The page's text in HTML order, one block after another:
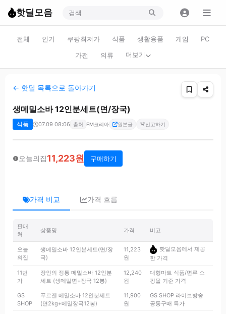
핫딜모음
전체 인기 쿠팡최저가 식품 생활용품 게임
PC
가전
의류 더보기
← 핫딜 목록으로 돌아가기
생메밀소바 12인분세트(면/장국)
식품 07.09 08:06 출처 FM코리아 원본글 🚨신고하기
오늘의집11,223원 구매하기
가격 비교 가격 흐름
판매
처
상품명 가격 비고
오늘
의집
생메밀소바 12인분세트(면/장
국)
11,223
원
핫딜모음에서 제공
한 가격
11번
가
장인의 정통 메밀소바 12인분
세트 (생메밀면+장국 12봉)
12,240
원
대형마트 식품/면류 쇼
핑몰 기준 가격
GS
SHOP
푸르젠 메밀소바 12인분세트
(면2kg+메밀장국12봉)
11,900
원
GS SHOP 라이브방송
공동구매 특가